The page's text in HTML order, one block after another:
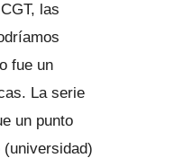
las
fue un
La serie
un punto